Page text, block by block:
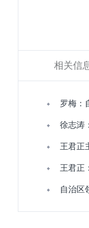
相关信
罗梅：
徐志涛
王君正
王君正
自治区